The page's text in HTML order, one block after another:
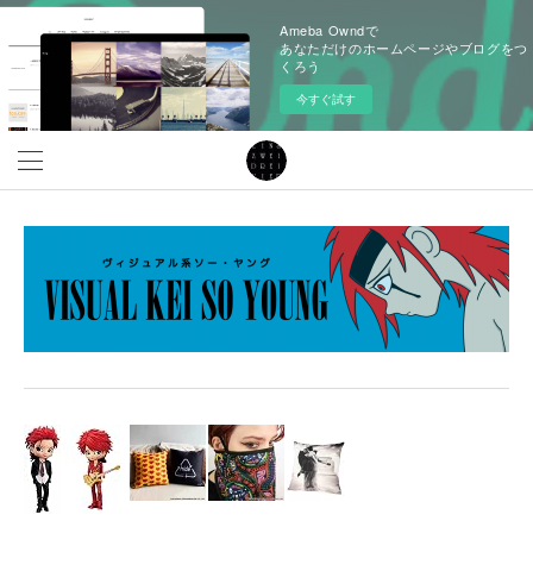
Ameba Owndで
あなただけのホームページやブログをつ
くろう
今すぐ試す